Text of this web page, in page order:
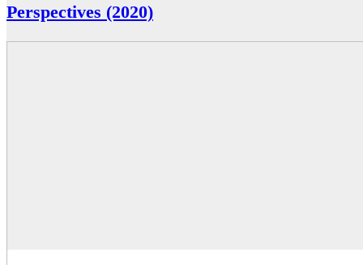
Perspectives (2020)